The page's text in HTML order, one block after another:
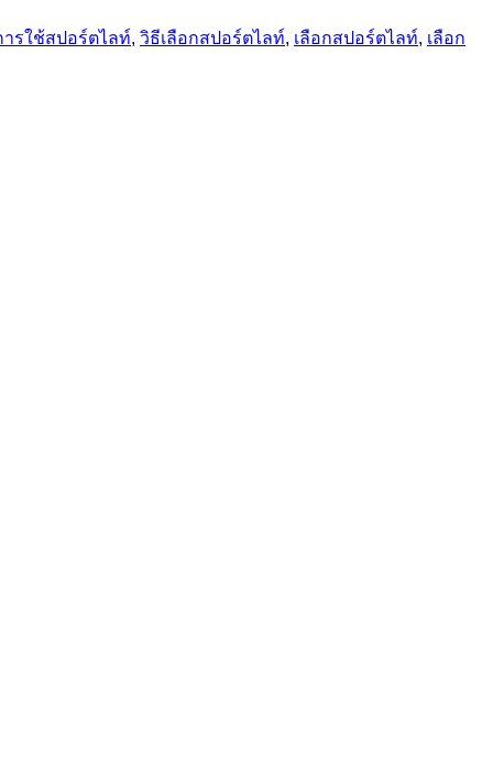
ารใช้สปอร์ตไลท์, วิธีเลือกสปอร์ตไลท์, เลือกสปอร์ตไลท์, เลือก